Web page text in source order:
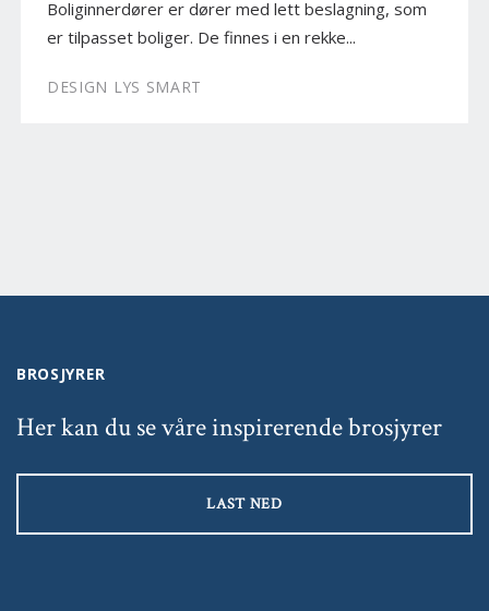
Boliginnerdører er dører med lett beslagning, som
er tilpasset boliger. De finnes i en rekke...
DESIGN LYS SMART
BROSJYRER
Her kan du se våre inspirerende brosjyrer
LAST NED